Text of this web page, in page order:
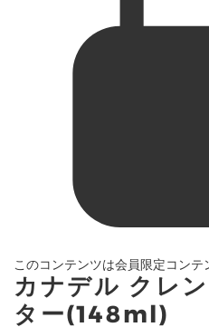
このコンテンツは会員限定コンテ
カナデル クレ
ター(148ml)